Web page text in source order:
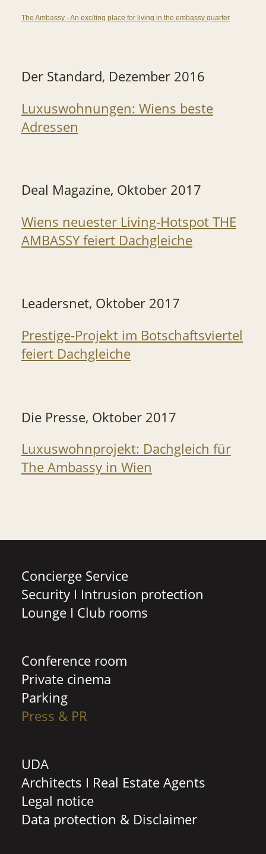
The Ambassy - An exciting place for living in the embassy quarter
Der Standard, Dezember 2016
Luxuswohnungen: Wiens beste
Adressen
Deal Magazine, Oktober 2017
Wiens neuester Living-Hotspot THE
AMBASSY feiert Dachgleiche
Leadersnet, Oktober 2017
Prestige-Projekt im Botschaftsviertel
feiert Dachgleiche
Die Presse, Oktober 2017
Luxuswohnprojekt: Dachgleich für
The Ambassy in Wien
Concierge Service
Security I Intrusion protection
Lounge I Club rooms
Conference room
Private cinema
Parking
Press & PR
UDA
Architects I Real Estate Agents
Legal notice
Data protection & Disclaimer